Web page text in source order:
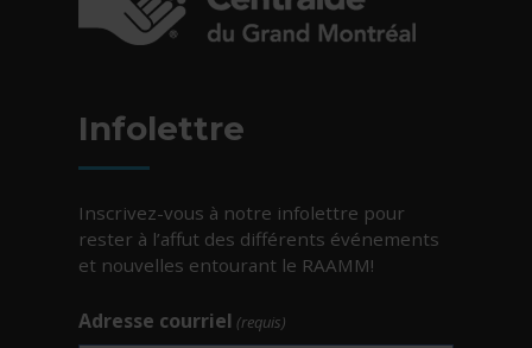
Infolettre
Inscrivez-vous à notre infolettre pour
rester à l’affut des différents événements
et nouvelles entourant le RAAMM!
Adresse courriel (requis)